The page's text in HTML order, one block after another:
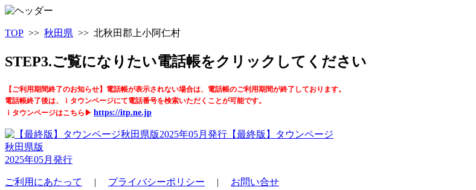
TOP >> 秋田県 >> 北秋田郡上小阿仁村
STEP3.ご覧になりたい電話帳をクリックしてください
【ご利用期間終了のお知らせ】電話帳が表示されない場合は、電話帳のご利用期間が終了しております。
電話帳終了後は、ｉタウンページにて電話番号を検索いただくことが可能です。
ｉタウンページはこちら▶ https://itp.ne.jp
【最終版】タウンページ
秋田県版
2025年05月発行
ご利用にあたって | プライバシーポリシー | お問い合せ